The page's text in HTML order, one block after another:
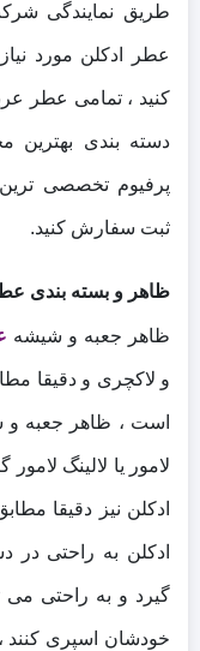
طریق نمایندگی
عطر ادکلن مورد
کنید ، تمامی عطر
دسته بندی بهترین
پرفیوم تخصصی ترین
ثبت سفارش کنید.
ظاهر و بسته بندی عطر
ظاهر جعبه و شیشه
و لاکچری و دقیقا
است ، ظاهر جعبه و
لامور یا لالینگ
ادکلن نیز دقیقا
ادکلن به راحتی
گیرد و به راحتی
خودشان اسپری کنند